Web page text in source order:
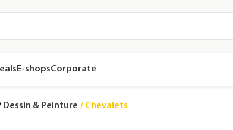
E-shopsCorporate
Dessin & Peinture Chevalets